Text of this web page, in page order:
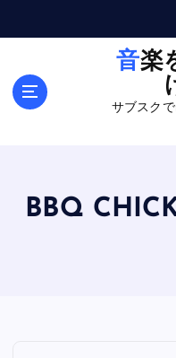
音楽を語らして
サブスク
BBQ